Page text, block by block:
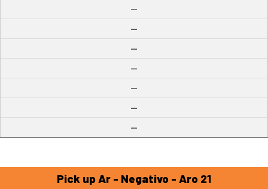
--
--
--
--
--
--
--
Pick up Ar - Negativo - Aro 21